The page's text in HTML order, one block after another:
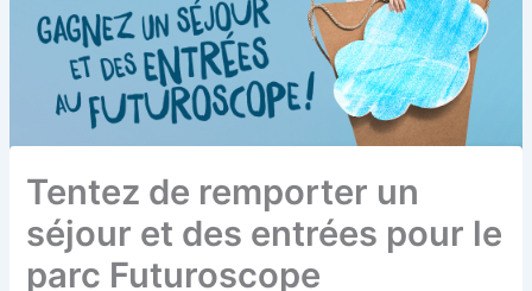
Tentez de remporter un
séjour et des entrées pour le
parc Futuroscope